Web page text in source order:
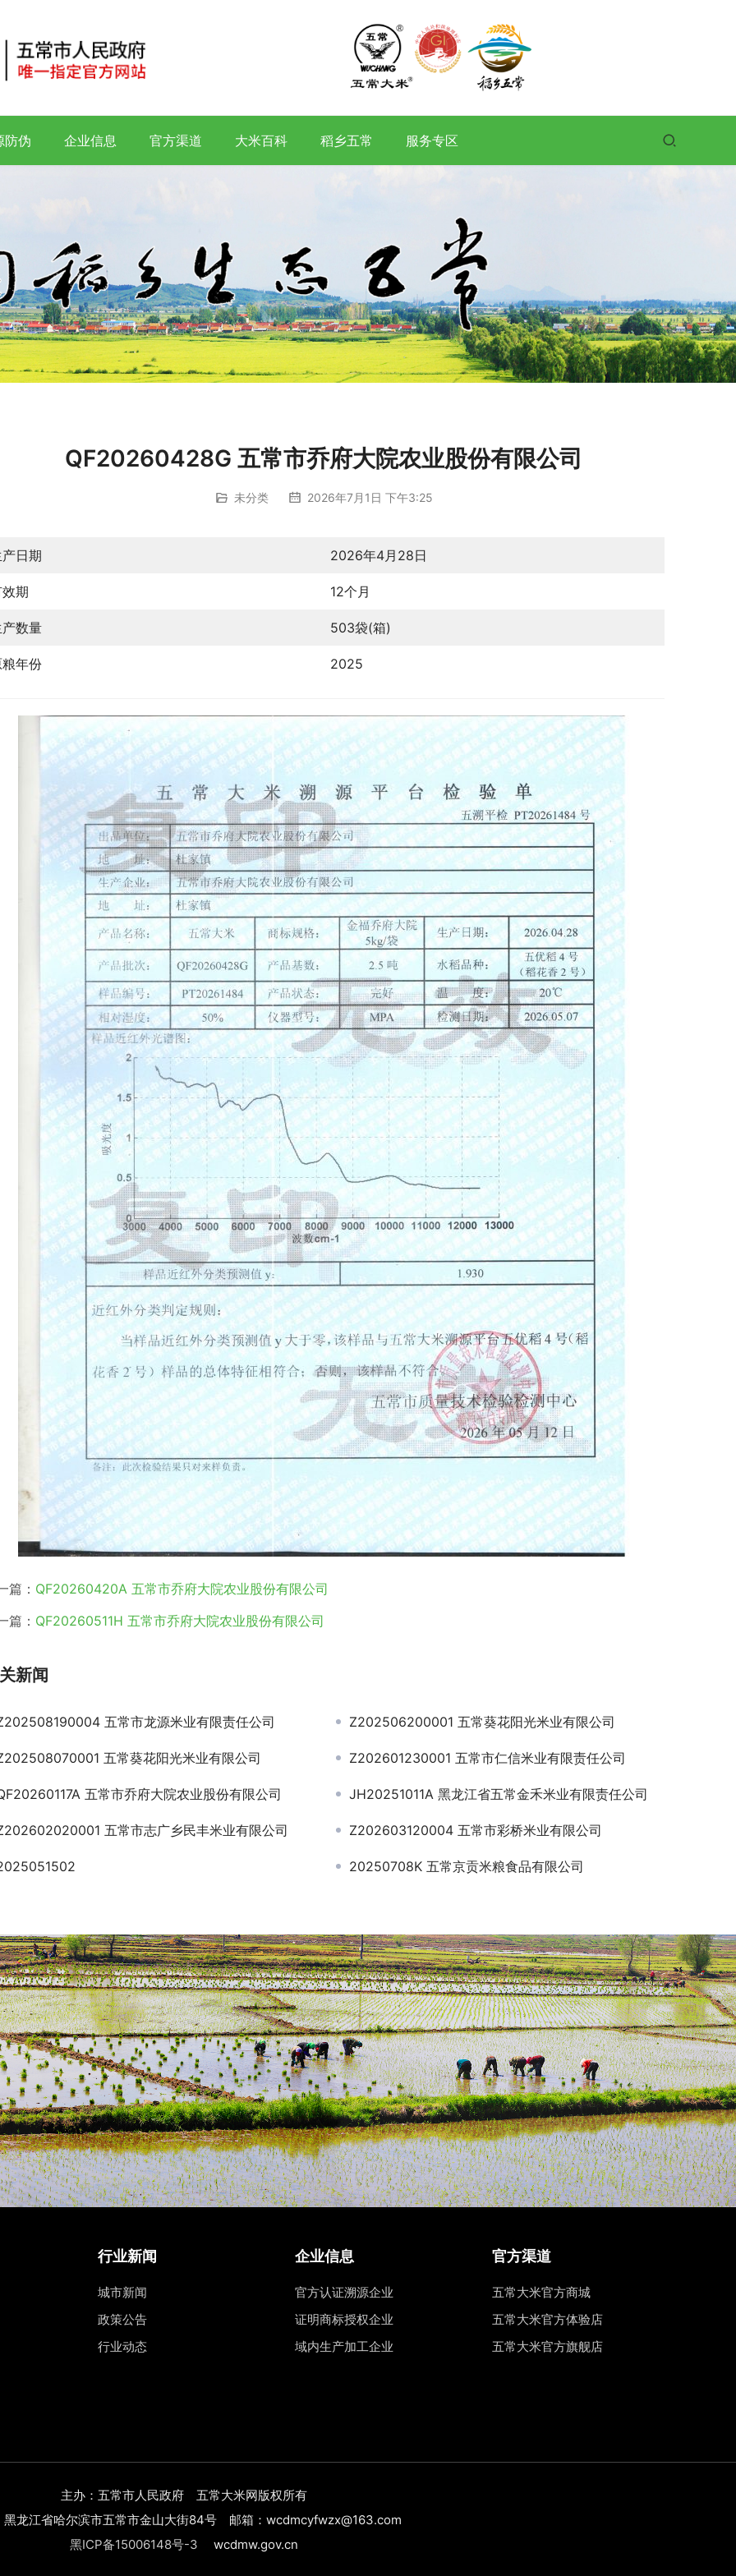
防伪 企业信息 官方渠道 大米百科 稻乡五常 服务专区
QF20260428G 五常市乔府大院农业股份有限公司
未分类 2026年7月1日 下午3:25
日期 2026年4月28日
期 12个月
数量 503袋(箱)
粮年份 2025
篇： QF20260420A 五常市乔府大院农业股份有限公司
篇： QF20260511H 五常市乔府大院农业股份有限公司
新闻
五常市龙源米业有限责任公司 Z202506200001 五常葵花阳光米业有限公司
五常葵花阳光米业有限公司 Z202601230001 五常市仁信米业有限责任公司
五常市乔府大院农业股份有限公司 JH20251011A 黑龙江省五常金禾米业有限责任公司
五常市志广乡民丰米业有限公司 Z202603120004 五常市彩桥米业有限公司
20250708K 五常京贡米粮食品有限公司
行业新闻
城市新闻
政策公告
行业动态
企业信息
官方认证溯源企业
证明商标授权企业
域内生产加工企业
官方渠道
五常大米官方商城
五常大米官方体验店
五常大米官方旗舰店
主办：五常市人民政府 五常大米网版权所有
黑龙江省哈尔滨市五常市金山大街84号 邮箱：wcdmcyfwzx@163.com
黑ICP备15006148号-3 wcdmw.gov.cn